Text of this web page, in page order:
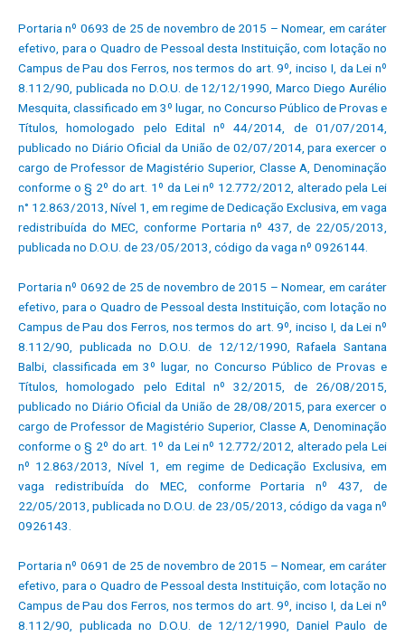
Portaria nº 0693 de 25 de novembro de 2015 – Nomear, em caráter
efetivo, para o Quadro de Pessoal desta Instituição, com lotação no
Campus de Pau dos Ferros, nos termos do art. 9º, inciso I, da Lei nº
8.112/90, publicada no D.O.U. de 12/12/1990, Marco Diego Aurélio
Mesquita, classificado em 3º lugar, no Concurso Público de Provas e
Títulos, homologado pelo Edital nº 44/2014, de 01/07/2014,
publicado no Diário Oficial da União de 02/07/2014, para exercer o
cargo de Professor de Magistério Superior, Classe A, Denominação
conforme o § 2º do art. 1º da Lei nº 12.772/2012, alterado pela Lei
n° 12.863/2013, Nível 1, em regime de Dedicação Exclusiva, em vaga
redistribuída do MEC, conforme Portaria nº 437, de 22/05/2013,
publicada no D.O.U. de 23/05/2013, código da vaga nº 0926144.
Portaria nº 0692 de 25 de novembro de 2015 – Nomear, em caráter
efetivo, para o Quadro de Pessoal desta Instituição, com lotação no
Campus de Pau dos Ferros, nos termos do art. 9º, inciso I, da Lei nº
8.112/90, publicada no D.O.U. de 12/12/1990, Rafaela Santana
Balbi, classificada em 3º lugar, no Concurso Público de Provas e
Títulos, homologado pelo Edital nº 32/2015, de 26/08/2015,
publicado no Diário Oficial da União de 28/08/2015, para exercer o
cargo de Professor de Magistério Superior, Classe A, Denominação
conforme o § 2º do art. 1º da Lei nº 12.772/2012, alterado pela Lei
nº 12.863/2013, Nível 1, em regime de Dedicação Exclusiva, em
vaga redistribuída do MEC, conforme Portaria nº 437, de
22/05/2013, publicada no D.O.U. de 23/05/2013, código da vaga nº
0926143.
Portaria nº 0691 de 25 de novembro de 2015 – Nomear, em caráter
efetivo, para o Quadro de Pessoal desta Instituição, com lotação no
Campus de Pau dos Ferros, nos termos do art. 9º, inciso I, da Lei nº
8.112/90, publicada no D.O.U. de 12/12/1990, Daniel Paulo de